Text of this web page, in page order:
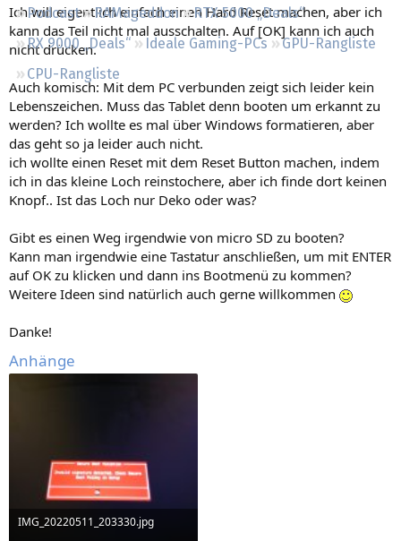
Podcast RAMageddon
RTX 5000 „Deals“
RX 9000 „Deals“
Ideale Gaming-PCs
GPU-Rangliste
CPU-Rangliste
Ich will eigentlich einfach einen Hard Reset machen, aber ich
kann das Teil nicht mal ausschalten. Auf [OK] kann ich auch
nicht drücken.
Auch komisch: Mit dem PC verbunden zeigt sich leider kein
Lebenszeichen. Muss das Tablet denn booten um erkannt zu
werden? Ich wollte es mal über Windows formatieren, aber
das geht so ja leider auch nicht.
ich wollte einen Reset mit dem Reset Button machen, indem
ich in das kleine Loch reinstochere, aber ich finde dort keinen
Knopf.. Ist das Loch nur Deko oder was?
Gibt es einen Weg irgendwie von micro SD zu booten?
Kann man irgendwie eine Tastatur anschließen, um mit ENTER
auf OK zu klicken und dann ins Bootmenü zu kommen?
Weitere Ideen sind natürlich auch gerne willkommen
Danke!
Anhänge
IMG_20220511_203330.jpg